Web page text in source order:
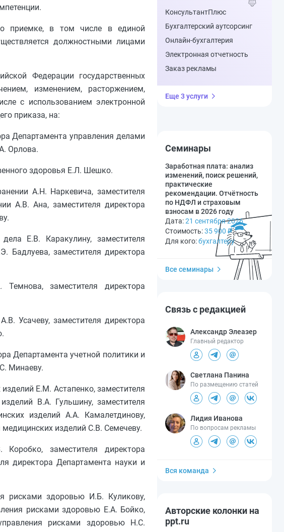
о приемке, в том числе в единой
должностными лицами
Федерации государственных
изменением, расторжением,
с использованием электронной
приказа, на:
Департамента управления делами
Орлова.
здоровья Е.Л. Шешко.
А.Н. Наркевича, заместителя
А.В. Ана, заместителя директора
Е.В. Каракулину, заместителя
Бадлуева, заместителя директора
заместителя директора
Усачеву, заместителя директора
Департамента учетной политики и
Минаеву.
Е.М. Астапенко, заместителя
В.А. Гульшину, заместителя
изделий А.А. Камалетдинову,
изделий С.В. Семечеву.
заместителя директора
директора Департамента науки и
рисками здоровью И.Б. Куликову,
рисками здоровью Е.А. Бойко,
рисками здоровью Н.С.
КонсультантПлюс
Бухгалтерский аутсорсинг
Онлайн-бухгалтерия
Электронная отчетность
Заказ рекламы
Еще 3 услуги
Семинары
Заработная плата: анализ
изменений, поиск решений,
практические
рекомендации. Отчётность
по НДФЛ и страховым
взносам в 2026 году
Дата:21 сентября 2026
Стоимость:35 900 ₽
Для кого:бухгалтеру
Все семинары
Связь с редакцией
Александр Элеазер
Главный редактор
Светлана Панина
По размещению статей
Лидия Иванова
По вопросам рекламы
Вся команда
Авторские колонки на
ppt.ru